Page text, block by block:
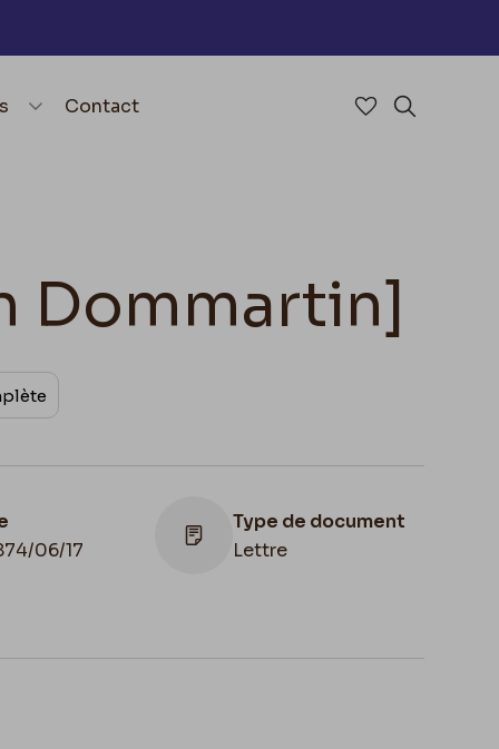
Contact Accéder à
Dommartin]
06/17
Type de document
Lettre
conservation